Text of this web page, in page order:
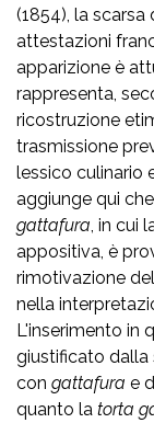
(1854), la
attestazioni
apparizione è
rappresenta,
ricostruzione
trasmissione
lessico culinario
aggiunge qui
gattafura, in cui
appositiva, è
rimotivazione
nella
L'inserimento in
giustificato dalla
con gattafura e
quanto la torta